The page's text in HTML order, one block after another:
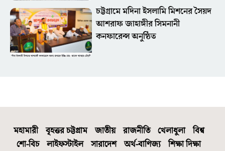
চট্টগ্রামে মদিনা ইসলামি মিশনের সৈয়দ
আশরাফ জাহাঙ্গীর সিমনানী
কনফারেন্স অনুষ্ঠিত
মহামারী বৃহত্তর চট্টগ্রাম জাতীয় রাজনীতি খেলাধুলা
বিশ্ব
শো-বিচ
লাইফস্টাইল সারাদেশ অর্থ-বাণিজ্য
শিক্ষা দিক্ষা